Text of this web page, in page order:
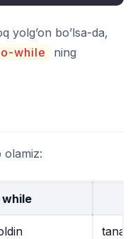
yolg’on bo’lsa-da,
while
ning
olamiz:
while